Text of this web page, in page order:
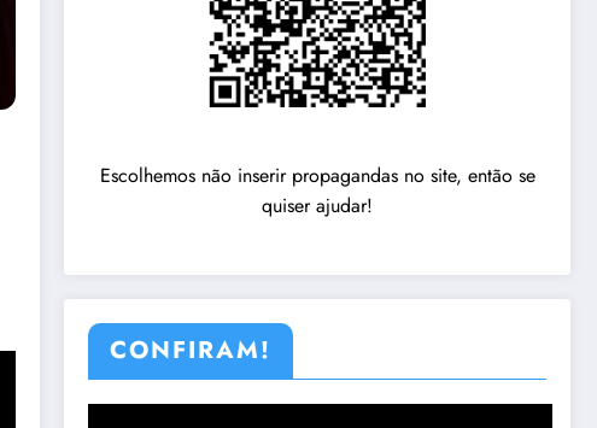
Escolhemos não inserir propagandas no site, então se
quiser ajudar!
CONFIRAM!